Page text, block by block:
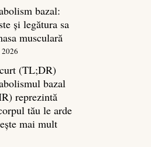
bazal:
și legătura sa
musculară
(TL;DR)
bazal
reprezintă
tău le arde
mai mult: